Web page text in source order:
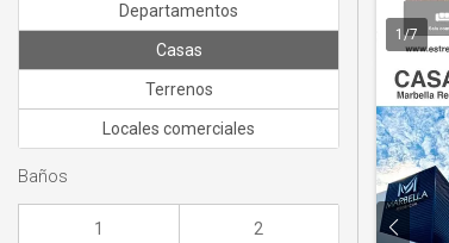
1 /7
Departamentos
Casas
Terrenos
Locales comerciales
Baños
1 2